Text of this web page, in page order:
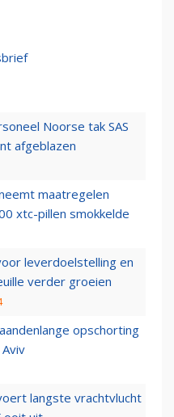
Noorse tak SAS
afgeblazen
maatregelen
xtc-pillen smokkelde
leverdoelstelling en
verder groeien
opschorting
langste vrachtvlucht